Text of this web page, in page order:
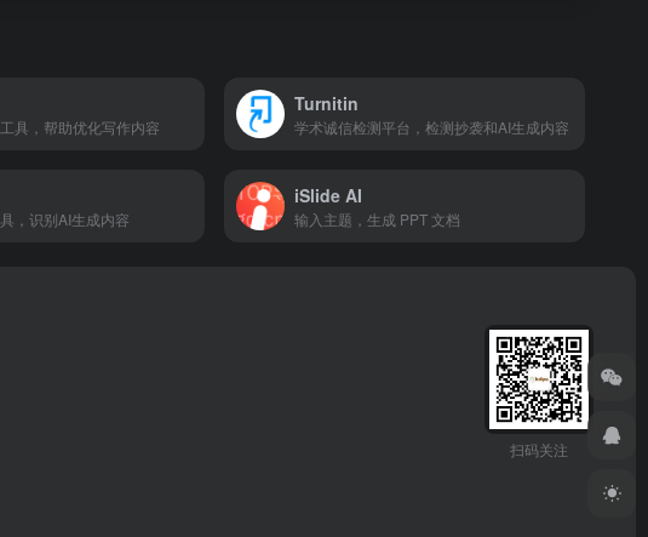
具，帮助优化写作内容
Turnitin
学术诚信检测平台，检测抄袭和AI生成内容
，识别AI生成内容
iSlide AI
输入主题，生成 PPT 文档
扫码关注